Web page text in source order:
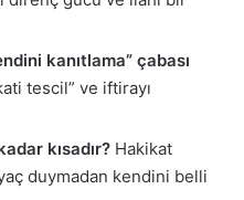
kanıtlama” çabası
tescil” ve iftirayı
kısadır? Hakikat
duymadan kendini belli